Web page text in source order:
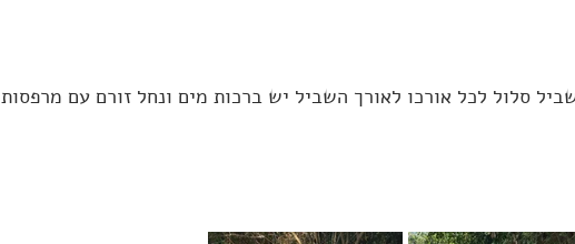
באורך 1.6 ק"מ. השביל סלול לכל אורכו לאורך השביל יש ברכות מים ונחל זורם עם מרפסות